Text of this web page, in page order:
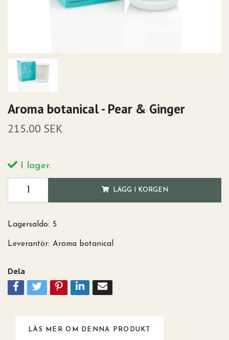
Aroma botanical - Pear & Ginger
215.00 SEK
I lager.
LÄGG I KORGEN
Lagersaldo: 5
Leverantör: Aroma botanical
Dela
LÄS MER OM DENNA PRODUKT